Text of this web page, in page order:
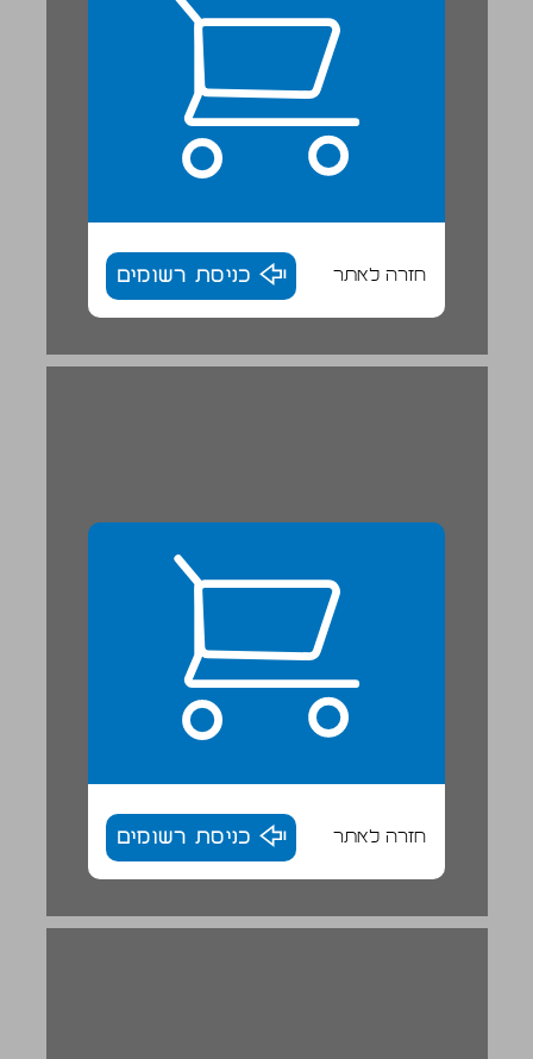
חזרה לאתר כניסת רשומים
חזרה לאתר כניסת רשומים